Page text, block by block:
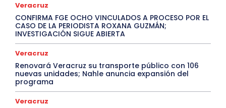
Veracruz
CONFIRMA FGE OCHO VINCULADOS A PROCESO POR EL
CASO DE LA PERIODISTA ROXANA GUZMÁN;
INVESTIGACIÓN SIGUE ABIERTA
Veracruz
Renovará Veracruz su transporte público con 106
nuevas unidades; Nahle anuncia expansión del
programa
Veracruz